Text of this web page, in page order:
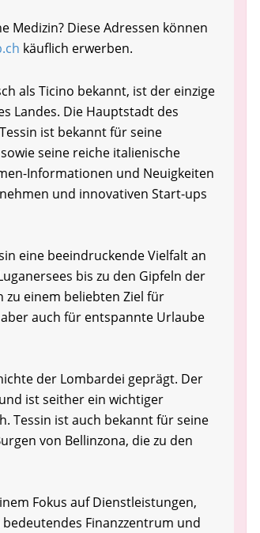
Medizin? Diese Adressen können
käuflich erwerben.
als Ticino bekannt, ist der einzige
Landes. Die Hauptstadt des
ist bekannt für seine
seine reiche italienische
Informationen und Neuigkeiten
und innovativen Start-ups
eine beeindruckende Vielfalt an
bis zu den Gipfeln der
zu einem beliebten Ziel für
auch für entspannte Urlaube
der Lombardei geprägt. Der
ist seither ein wichtiger
Tessin ist auch bekannt für seine
von Bellinzona, die zu den
Fokus auf Dienstleistungen,
Finanzzentrum und